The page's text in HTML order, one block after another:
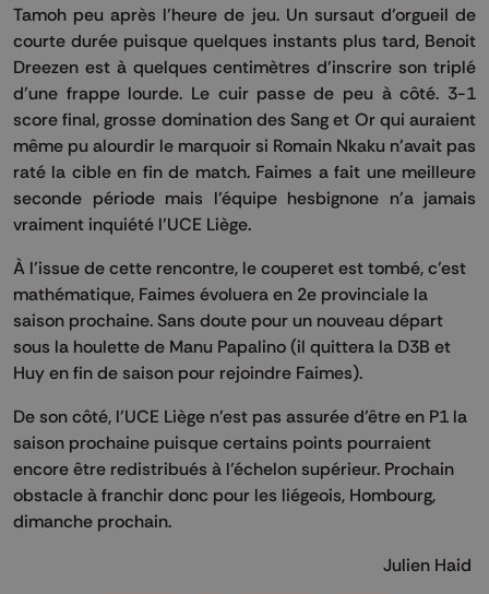
Tamoh peu après l’heure de jeu. Un sursaut d’orgueil de
courte durée puisque quelques instants plus tard, Benoit
Dreezen est à quelques centimètres d’inscrire son triplé
d’une frappe lourde. Le cuir passe de peu à côté. 3-1
score final, grosse domination des Sang et Or qui auraient
même pu alourdir le marquoir si Romain Nkaku n’avait pas
raté la cible en fin de match. Faimes a fait une meilleure
seconde période mais l’équipe hesbignone n’a jamais
vraiment inquiété l’UCE Liège.
À l’issue de cette rencontre, le couperet est tombé, c’est
mathématique, Faimes évoluera en 2e provinciale la
saison prochaine. Sans doute pour un nouveau départ
sous la houlette de Manu Papalino (il quittera la D3B et
Huy en fin de saison pour rejoindre Faimes).
De son côté, l’UCE Liège n’est pas assurée d’être en P1 la
saison prochaine puisque certains points pourraient
encore être redistribués à l’échelon supérieur. Prochain
obstacle à franchir donc pour les liégeois, Hombourg,
dimanche prochain.
Julien Haid